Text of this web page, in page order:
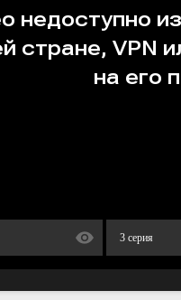
3 серия